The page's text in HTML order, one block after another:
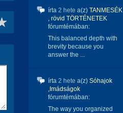
írta 2 hete a(z) TANMESÉK
, rövid TÖRTÉNETEK
fórumtémában:
This balanced depth with
brevity because you
answer the ...
írta 2 hete a(z) Sóhajok
,Imádságok
fórumtémában:
The way you organized